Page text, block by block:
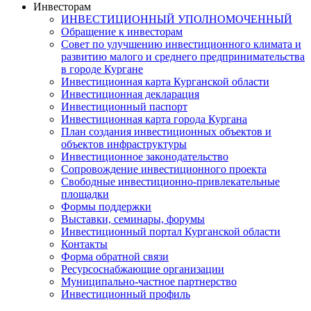
Инвесторам
ИНВЕСТИЦИОННЫЙ УПОЛНОМОЧЕННЫЙ
Обращение к инвесторам
Совет по улучшению инвестиционного климата и
развитию малого и среднего предпринимательства
в городе Кургане
Инвестиционная карта Курганской области
Инвестиционная декларация
Инвестиционный паспорт
Инвестиционная карта города Кургана
План создания инвестиционных объектов и
объектов инфраструктуры
Инвестиционное законодательство
Сопровождение инвестиционного проекта
Свободные инвестиционно-привлекательные
площадки
Формы поддержки
Выставки, семинары, форумы
Инвестиционный портал Курганской области
Контакты
Форма обратной связи
Ресурсоснабжающие организации
Муниципально-частное партнерство
Инвестиционный профиль